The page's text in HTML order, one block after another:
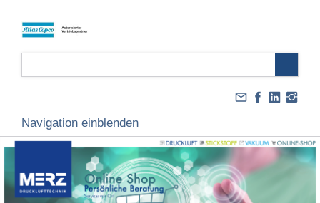
Navigation einblenden